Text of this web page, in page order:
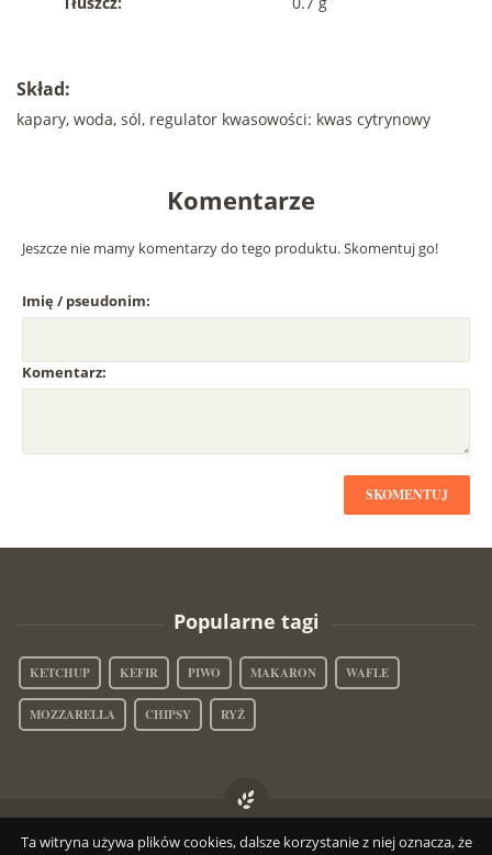
Skład:
kapary, woda, sól, regulator kwasowości: kwas cytrynowy
Komentarze
Jeszcze nie mamy komentarzy do tego produktu. Skomentuj go!
Imię / pseudonim:
Komentarz:
SKOMENTUJ
Popularne tagi
KETCHUP KEFIR PIWO MAKARON WAFLE
MOZZARELLA CHIPSY RYŻ
Ta witryna używa plików cookies, dalsze korzystanie z niej oznacza, że